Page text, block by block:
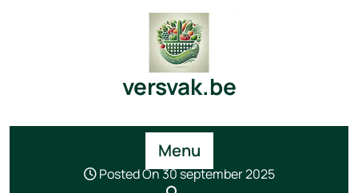
versvak.be
Menu
Posted On 30 september 2025